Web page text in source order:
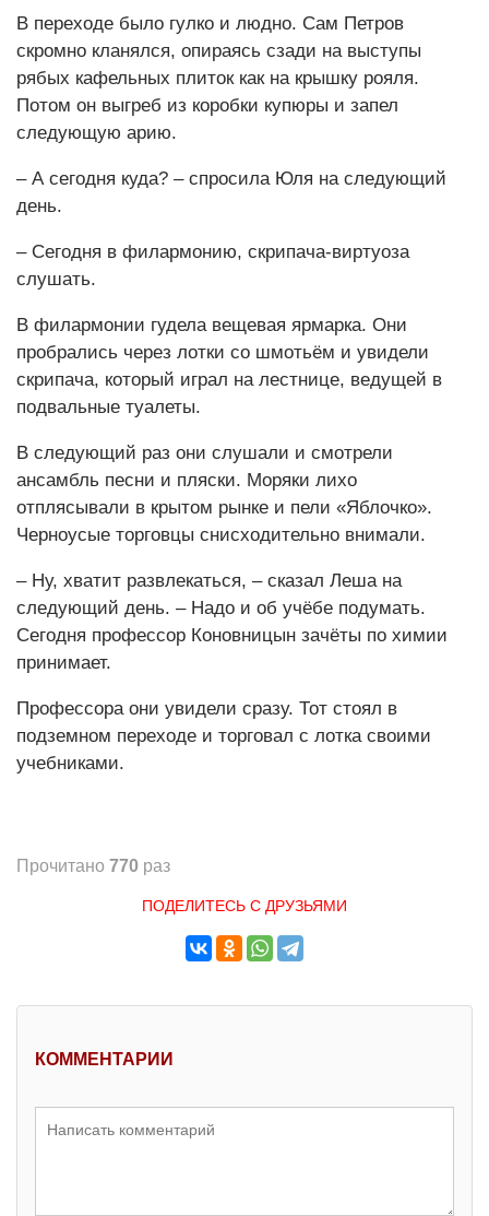
В переходе было гулко и людно. Сам Петров
скромно кланялся, опираясь сзади на выступы
рябых кафельных плиток как на крышку рояля.
Потом он выгреб из коробки купюры и запел
следующую арию.
– А сегодня куда? – спросила Юля на следующий
день.
– Сегодня в филармонию, скрипача-виртуоза
слушать.
В филармонии гудела вещевая ярмарка. Они
пробрались через лотки со шмотьём и увидели
скрипача, который играл на лестнице, ведущей в
подвальные туалеты.
В следующий раз они слушали и смотрели
ансамбль песни и пляски. Моряки лихо
отплясывали в крытом рынке и пели «Яблочко».
Черноусые торговцы снисходительно внимали.
– Ну, хватит развлекаться, – сказал Леша на
следующий день. – Надо и об учёбе подумать.
Сегодня профессор Коновницын зачёты по химии
принимает.
Профессора они увидели сразу. Тот стоял в
подземном переходе и торговал с лотка своими
учебниками.
Прочитано 770 раз
ПОДЕЛИТЕСЬ С ДРУЗЬЯМИ
КОММЕНТАРИИ